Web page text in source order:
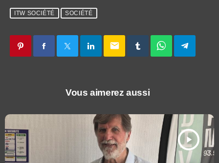
ITW SOCIÉTÉ SOCIÉTÉ
email
Vous aimerez aussi
play_arrow